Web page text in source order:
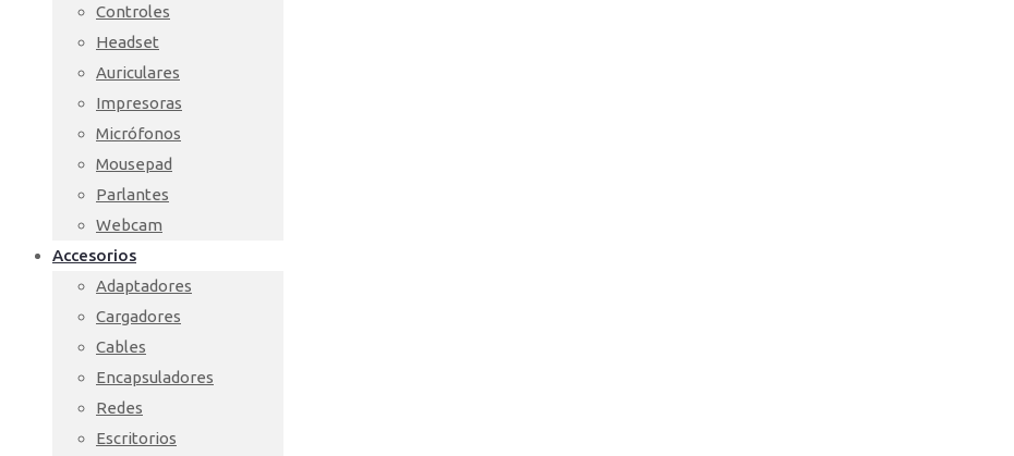
Controles
Headset
Auriculares
Impresoras
Micrófonos
Mousepad
Parlantes
Webcam
Accesorios
Adaptadores
Cargadores
Cables
Encapsuladores
Redes
Escritorios